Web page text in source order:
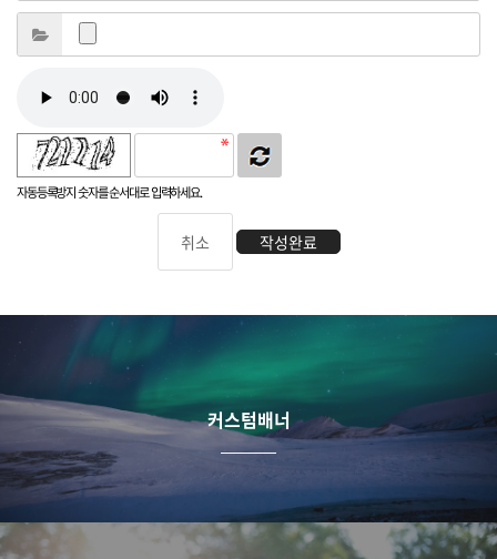
자동등록방지 숫자를 순서대로 입력하세요.
취소 작성완료
커스텀배너